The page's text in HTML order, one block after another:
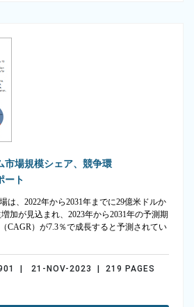
市場規模シェア、競争環
ート
は、2022年から2031年までに29億米ドルか
加が見込まれ、2023年から2031年の予測期
CAGR）が7.3％で成長すると予測されてい
| 21-NOV-2023 | 219 PAGES